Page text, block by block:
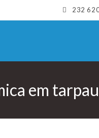
232
em